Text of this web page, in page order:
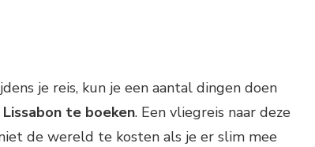
je reis, kun je een aantal dingen doen
Lissabon te boeken. Een vliegreis naar deze
de wereld te kosten als je er slim mee